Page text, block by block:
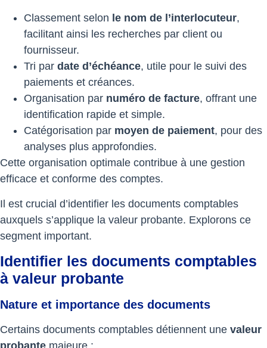
Classement selon le nom de l’interlocuteur,
facilitant ainsi les recherches par client ou
fournisseur.
Tri par date d’échéance, utile pour le suivi des
paiements et créances.
Organisation par numéro de facture, offrant une
identification rapide et simple.
Catégorisation par moyen de paiement, pour des
analyses plus approfondies.
Cette organisation optimale contribue à une gestion
efficace et conforme des comptes.
Il est crucial d’identifier les documents comptables
auxquels s’applique la valeur probante. Explorons ce
segment important.
Identifier les documents comptables
à valeur probante
Nature et importance des documents
Certains documents comptables détiennent une valeur